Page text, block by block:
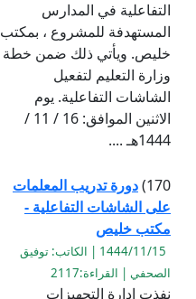
التفاعلية في المدارس
المستهدفة للمشروع ، بمكتب
خليص. ويأتي ذلك ضمن خطة
وزارة التعليم لتفعيل
الشاشات التفاعلية. يوم
الاثنين الموافق: 16 / 11 /
1444هـ ....
170) دورة تدريب المعلمات
على الشاشات التفاعلية -
مكتب خليص
1444/11/15 | الكاتب: توفيق
الصحفي | القراءة:2117
نفذت إدارة التجهيزات